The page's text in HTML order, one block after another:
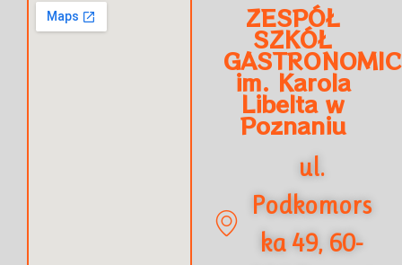
ZESPÓŁ
SZKÓŁ
im. Karola
Libelta w
Poznaniu
ul.
Podkomors
ka 49, 60-